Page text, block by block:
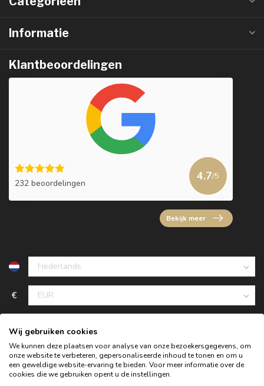
Informatie
Klantbeoordelingen
232 beoordelingen
4.7/5
Bekijk meer
€
Wij gebruiken cookies
We kunnen deze plaatsen voor analyse van onze bezoekersgegevens, om
onze website te verbeteren, gepersonaliseerde inhoud te tonen en om u
een geweldige website-ervaring te bieden. Voor meer informatie over de
cookies die we gebruiken opent u de instellingen.